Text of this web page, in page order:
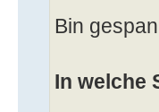
Bin
In welche